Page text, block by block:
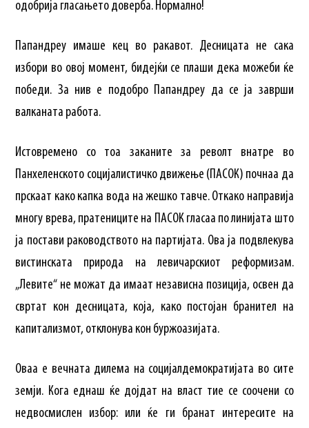
одобрија гласањето доверба. Нормално!
Папандреу имаше кец во ракавот. Десницата не сака
избори во овој момент, бидејќи се плаши дека можеби ќе
победи. За нив е подобро Папандреу да се ја заврши
валканата работа.
Истовремено со тоа заканите за револт внатре во
Панхеленското социјалистичко движење (ПАСОК) почнаа да
прскаат како капка вода на жешко тавче. Откако направија
многу врева, пратениците на ПАСОК гласаа по линијата што
ја постави раководството на партијата. Ова ја подвлекува
вистинската природа на левичарскиот реформизам.
„Левите“ не можат да имаат независна позиција, освен да
свртат кон десницата, која, како постојан бранител на
капитализмот, отклонува кон буржоазијата.
Оваа е вечната дилема на социјалдемократијата во сите
земји. Кога еднаш ќе дојдат на власт тие се соочени со
недвосмислен избор: или ќе ги бранат интересите на